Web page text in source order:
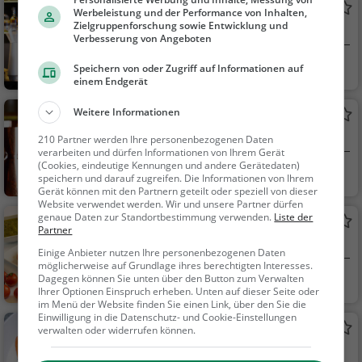
Damenspitz
Bar in Wien
Wien, Österreich
Bar, Bier, Wein, Sn
Grande Cocktailbar
Cocktailbar in Wien
Wien, Österreich
Bar, Cocktails, Sn
acks / Getränke, Bier,
Wein
Restaurant Panigl
Italienisches Restaurant in Wien
Wien, Österreich
Restaurant, Italie
nisch, Pizza, Europäis
ch, Mittagessen, Abe
Lin
Restaurant in Wien
Werbeleistung und der Performance von Inhalten,
Zielgruppenforschung sowie Entwicklung und
Verbesserung von Angeboten
Speichern von oder Zugriff auf Informationen auf
einem Endgerät
Weitere Informationen
210 Partner werden Ihre personenbezogenen Daten
verarbeiten und dürfen Informationen von Ihrem Gerät
(Cookies, eindeutige Kennungen und andere Gerätedaten)
speichern und darauf zugreifen. Die Informationen von Ihrem
Gerät können mit den Partnern geteilt oder speziell von dieser
Website verwendet werden. Wir und unsere Partner dürfen
genaue Daten zur Standortbestimmung verwenden. Liste der
Partner
Einige Anbieter nutzen Ihre personenbezogenen Daten
möglicherweise auf Grundlage ihres berechtigten Interesses.
Dagegen können Sie unten über den Button zum Verwalten
Ihrer Optionen Einspruch erheben. Unten auf dieser Seite oder
im Menü der Website finden Sie einen Link, über den Sie die
Einwilligung in die Datenschutz- und Cookie-Einstellungen
verwalten oder widerrufen können.